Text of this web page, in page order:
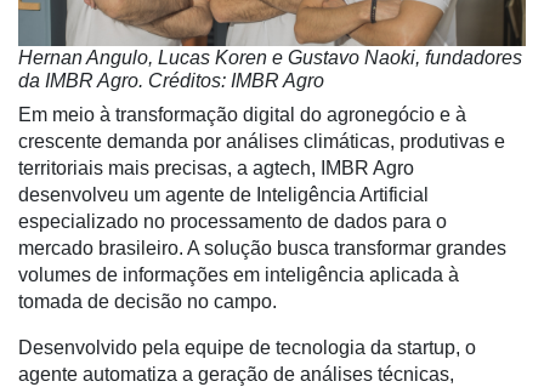
Hernan Angulo, Lucas Koren e Gustavo Naoki, fundadores
da IMBR Agro. Créditos: IMBR Agro
Em meio à transformação digital do agronegócio e à
crescente demanda por análises climáticas, produtivas e
territoriais mais precisas, a agtech, IMBR Agro
desenvolveu um agente de Inteligência Artificial
especializado no processamento de dados para o
mercado brasileiro. A solução busca transformar grandes
volumes de informações em inteligência aplicada à
tomada de decisão no campo.
Desenvolvido pela equipe de tecnologia da startup, o
agente automatiza a geração de análises técnicas,